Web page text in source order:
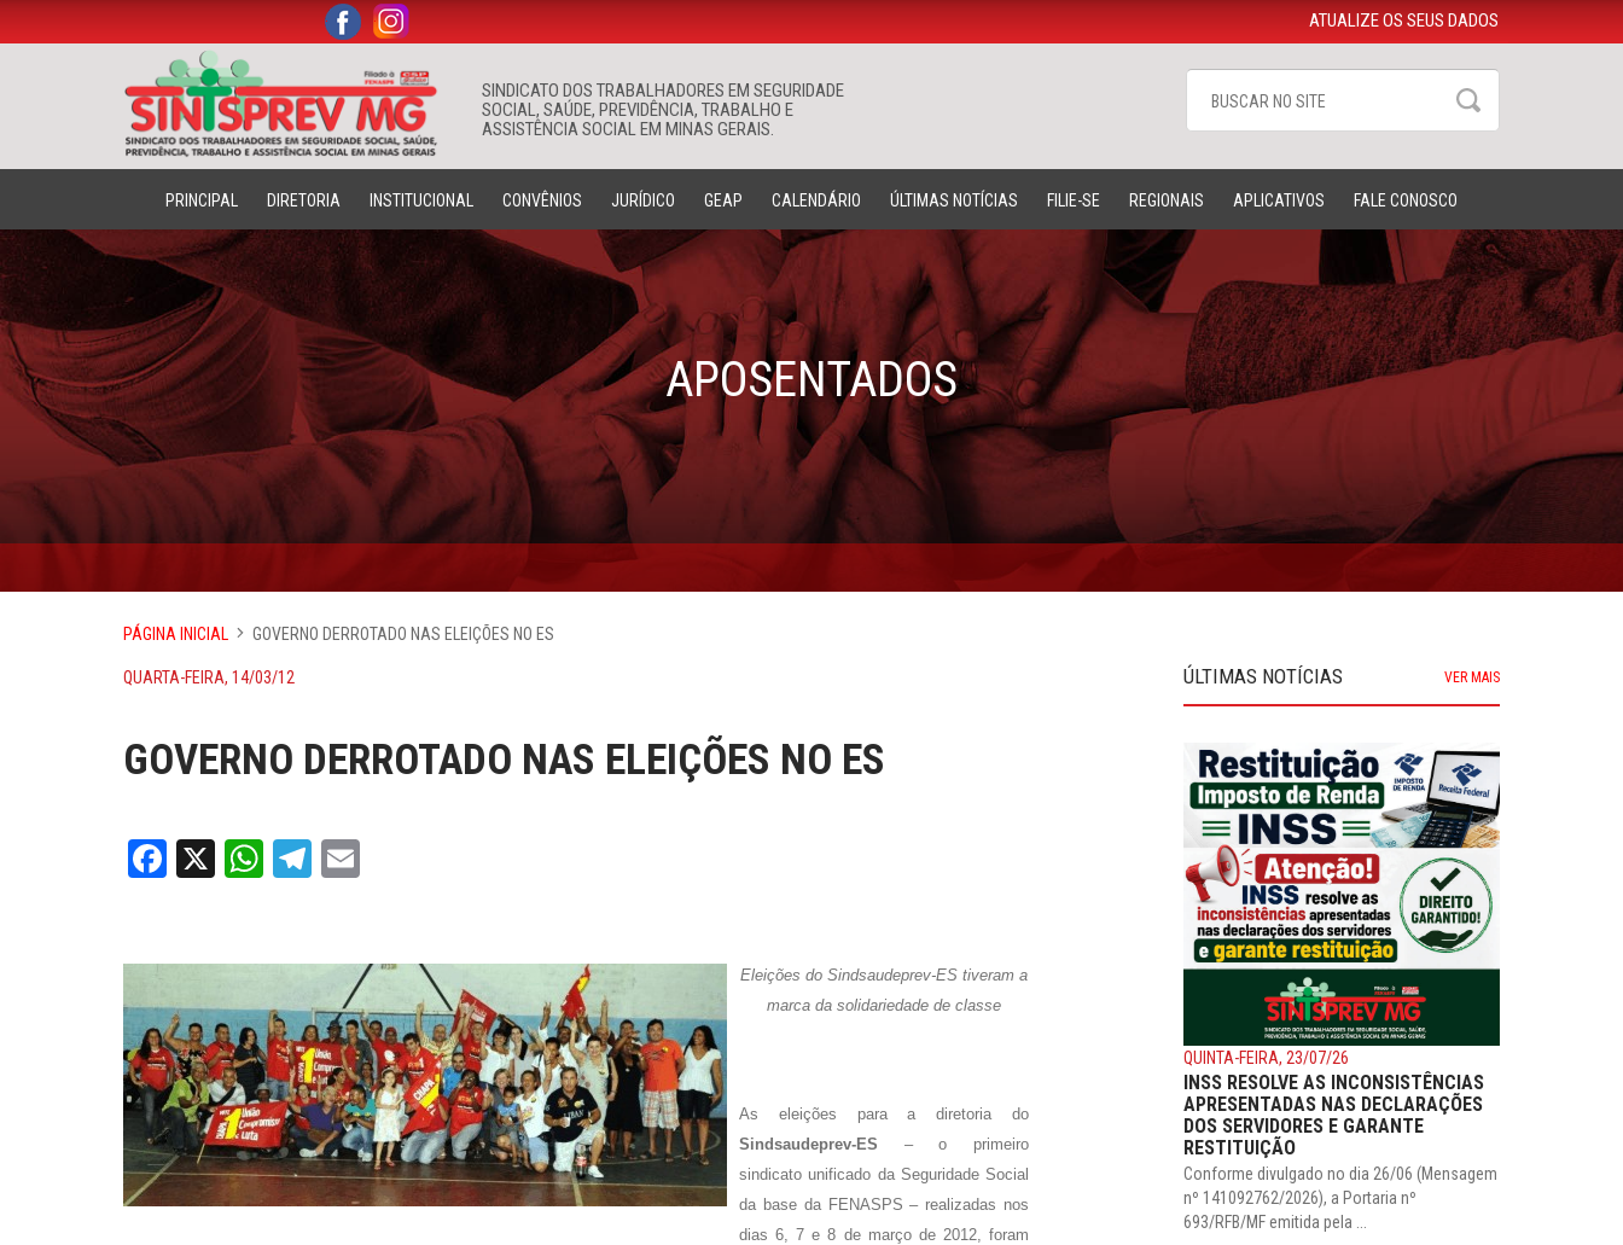
SINDICATO DOS TRABALHADORES EM SEGURIDADE
SOCIAL, SAÚDE, PREVIDÊNCIA, TRABALHO E
ASSISTÊNCIA SOCIAL EM MINAS GERAIS.
Buscar
. . ATUALIZE OS SEUS DADOS
PRINCIPAL DIRETORIA INSTITUCIONAL CONVÊNIOS JURÍDICO GEAP CALENDÁRIO ÚLTIMAS NOTÍCIAS FILIE-SE REGIONAIS APLICATIVOS FALE CONOSCO
APOSENTADOS
PÁGINA INICIAL GOVERNO DERROTADO NAS ELEIÇÕES NO ES
QUARTA-FEIRA, 14/03/12
GOVERNO DERROTADO NAS ELEIÇÕES NO ES
Facebook
X WhatsApp
Telegram
Eleições do Sindsaudeprev-ES tiveram a
marca da solidariedade de classe
As eleições para a diretoria do
Sindsaudeprev-ES – o primeiro
sindicato unificado da Seguridade Social
da base da FENASPS – realizadas nos
dias 6, 7 e 8 de março de 2012, foram
ÚLTIMAS NOTÍCIAS VER MAIS
QUINTA-FEIRA, 23/07/26
INSS RESOLVE AS INCONSISTÊNCIAS
APRESENTADAS NAS DECLARAÇÕES
DOS SERVIDORES E GARANTE
RESTITUIÇÃO
Conforme divulgado no dia 26/06 (Mensagem
nº 141092762/2026), a Portaria nº
693/RFB/MF emitida pela ...